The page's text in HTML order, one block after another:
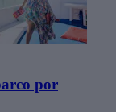
por